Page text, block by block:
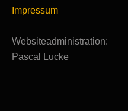
Impressum
Websiteadministration:
Pascal Lucke